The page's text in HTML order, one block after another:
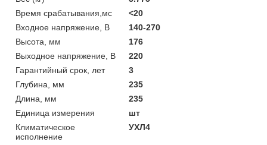
Время срабатывания,мс
<20
Входное напряжение, В
140-270
Высота, мм
176
Выходное напряжение, В
220
Гарантийный срок, лет
3
Глубина, мм
235
Длина, мм
235
Единица измерения
шт
Климатическое
исполнение
УХЛ4